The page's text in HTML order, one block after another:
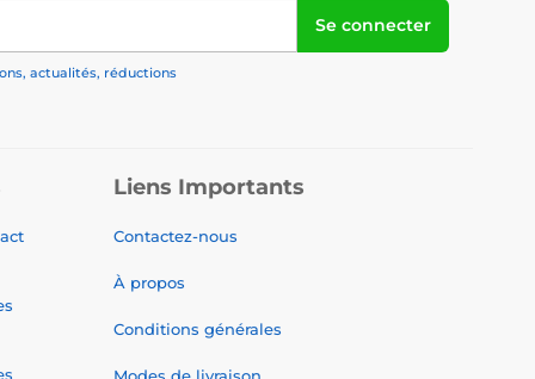
Se connecter
actualités, réductions
Liens Importants
Contactez-nous
À propos
Conditions générales
Modes de livraison